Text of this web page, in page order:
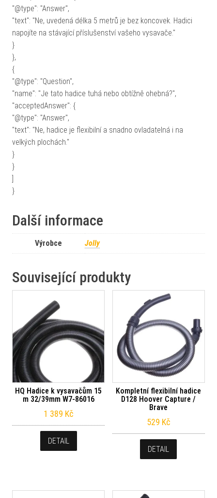
"@type": "Answer",
"text": "Ne, uvedená délka 5 metrů je bez koncovek. Hadici
napojíte na stávající příslušenství vašeho vysavače."
}
},
{
"@type": "Question",
"name": "Je tato hadice tuhá nebo obtížně ohebná?",
"acceptedAnswer": {
"@type": "Answer",
"text": "Ne, hadice je flexibilní a snadno ovladatelná i na
velkých plochách."
}
}
]
}
Další informace
Výrobce Jolly
Související produkty
HQ Hadice k vysavačům 15
m 32/39mm W7-86016
1 389 Kč
DETAIL
Kompletní flexibilní hadice
D128 Hoover Capture /
Brave
529 Kč
DETAIL